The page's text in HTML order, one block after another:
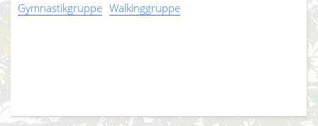
Gymnastikgruppe Walkinggruppe